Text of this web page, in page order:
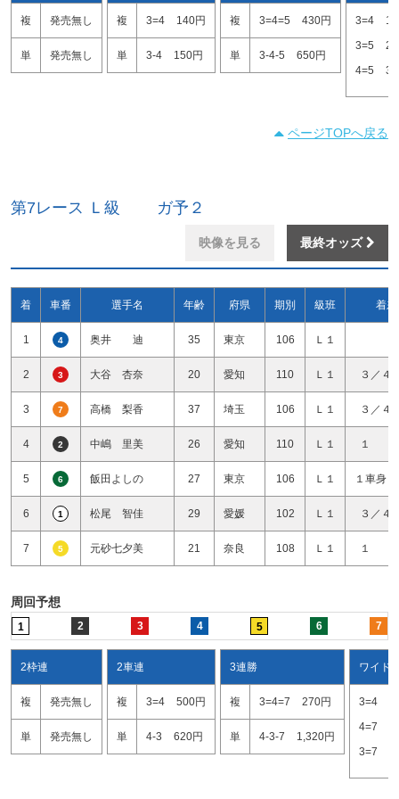
複 発売無し
単 発売無し
複 3=4 140円
単 3-4 150円
複 3=4=5 430円
単 3-4-5 650円
3=4
3=5
4=5
ページTOPへ戻る
第7レース Ｌ級 ガ予２
映像を見る 最終オッズ
着 車番 選手名 年齢 府県 期別 級班 着差
1 4 奥井 迪 35 東京 106 Ｌ１
2 3 大谷 杏奈 20 愛知 110 Ｌ１ ３／４
3 7 高橋 梨香 37 埼玉 106 Ｌ１ ３／４
4 2 中嶋 里美 26 愛知 110 Ｌ１ １
5 6 飯田よしの 27 東京 106 Ｌ１ １車身
6 1 松尾 智佳 29 愛媛 102 Ｌ１ ３／４
7 5 元砂七夕美 21 奈良 108 Ｌ１ １
周回予想
1 2 3 4 5 6 7
2枠連
複 発売無し
単 発売無し
2車連
複 3=4 500円
単 4-3 620円
3連勝
複 3=4=7 270円
単 4-3-7 1,320円
ワイド
3=4
4=7
3=7